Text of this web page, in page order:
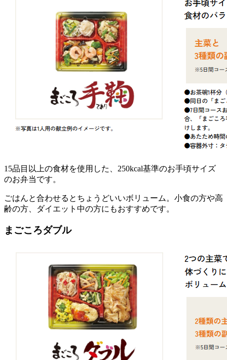
15品目以上の食材を使用した、250kcal基準のお手頃サイズ
のお弁当です。
ごはんと合わせるとちょうどいいボリューム。小食の方や高
齢の方、ダイエット中の方にもおすすめです。
まごころダブル